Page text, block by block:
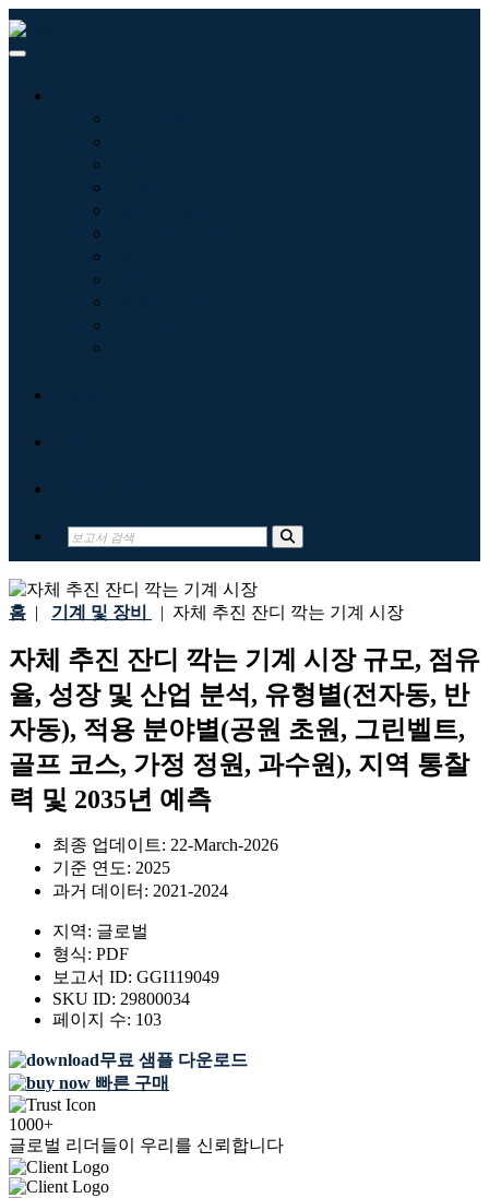
홈 | 기계 및 장비 | 자체 추진 잔디 깍는 기계 시장
자체 추진 잔디 깍는 기계 시장 규모, 점유
율, 성장 및 산업 분석, 유형별(전자동, 반
자동), 적용 분야별(공원 초원, 그린벨트,
골프 코스, 가정 정원, 과수원), 지역 통찰
력 및 2035년 예측
최종 업데이트: 22-March-2026
기준 연도: 2025
과거 데이터: 2021-2024
지역: 글로벌
형식: PDF
보고서 ID: GGI119049
SKU ID: 29800034
페이지 수: 103
무료 샘플 다운로드
빠른 구매
1000+
글로벌 리더들이 우리를 신뢰합니다